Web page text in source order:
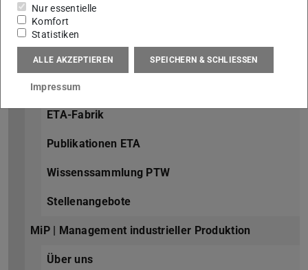
ReOptify
SIERPA
Studie Ressourceneffizienz
Twin-Control
ETA-Fabrik
Publikationen ETA
Wissenssammlung PTW
Stellenangebote
MiP | Management industrieller Produktion
Über uns
Nur essentielle
Komfort
Statistiken
ALLE AKZEPTIEREN SPEICHERN & SCHLIESSEN
Impressum